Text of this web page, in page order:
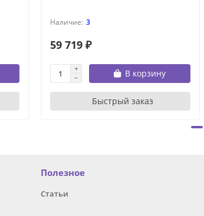
3
59 719 ₽
В корзину
Быстрый заказ
Полезное
Статьи